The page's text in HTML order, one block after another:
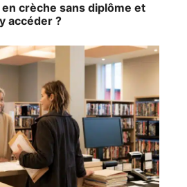
crèche sans diplôme et
accéder ?